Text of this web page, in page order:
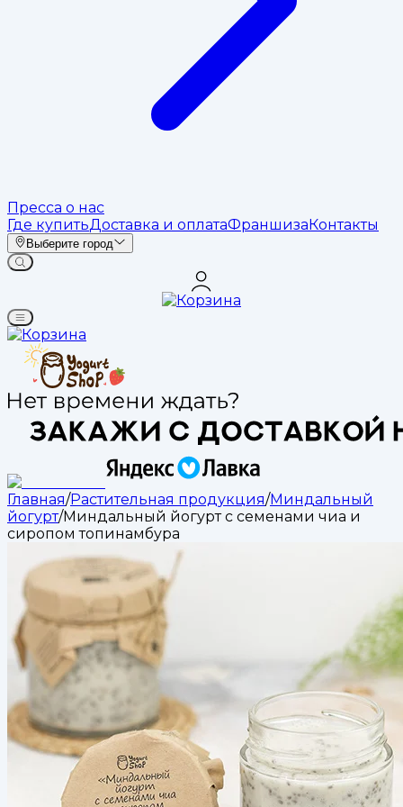
Пресса о нас
Где купитьДоставка и оплатаФраншизаКонтакты
Выберите город
Главная/Растительная продукция/Миндальный
йогурт/Миндальный йогурт с семенами чиа и
сиропом топинамбура